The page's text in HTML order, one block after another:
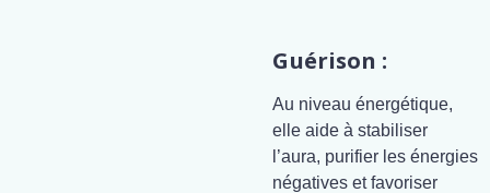
Guérison :
Au niveau énergétique,
elle aide à stabiliser
l’aura, purifier les énergies
négatives et favoriser